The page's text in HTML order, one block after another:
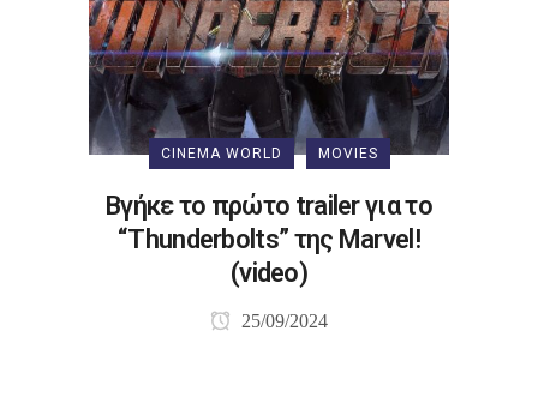
CINEMA WORLD MOVIES
Βγήκε το πρώτο trailer για το
“Thunderbolts” της Marvel!
(video)
25/09/2024